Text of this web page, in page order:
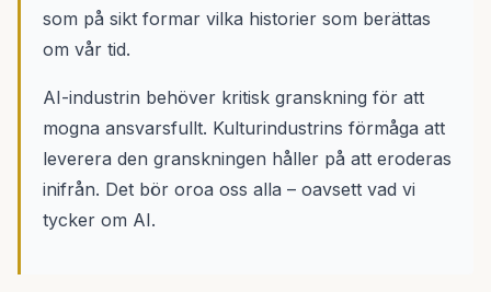
som på sikt formar vilka historier som berättas
om vår tid.
AI-industrin behöver kritisk granskning för att
mogna ansvarsfullt. Kulturindustrins förmåga att
leverera den granskningen håller på att eroderas
inifrån. Det bör oroa oss alla – oavsett vad vi
tycker om AI.